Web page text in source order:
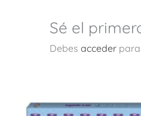
Sé el
Debes acceder